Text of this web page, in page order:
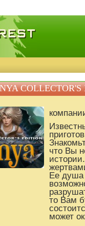
скачать игры,
что Вы
Ее душа
то Вам
может